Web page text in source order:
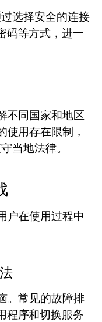
选择安全的连接
码等方式，进一
不同国家和地区
使用存在限制，
当地法律。
户在使用过程中
。常见的故障排
程序和切换服务